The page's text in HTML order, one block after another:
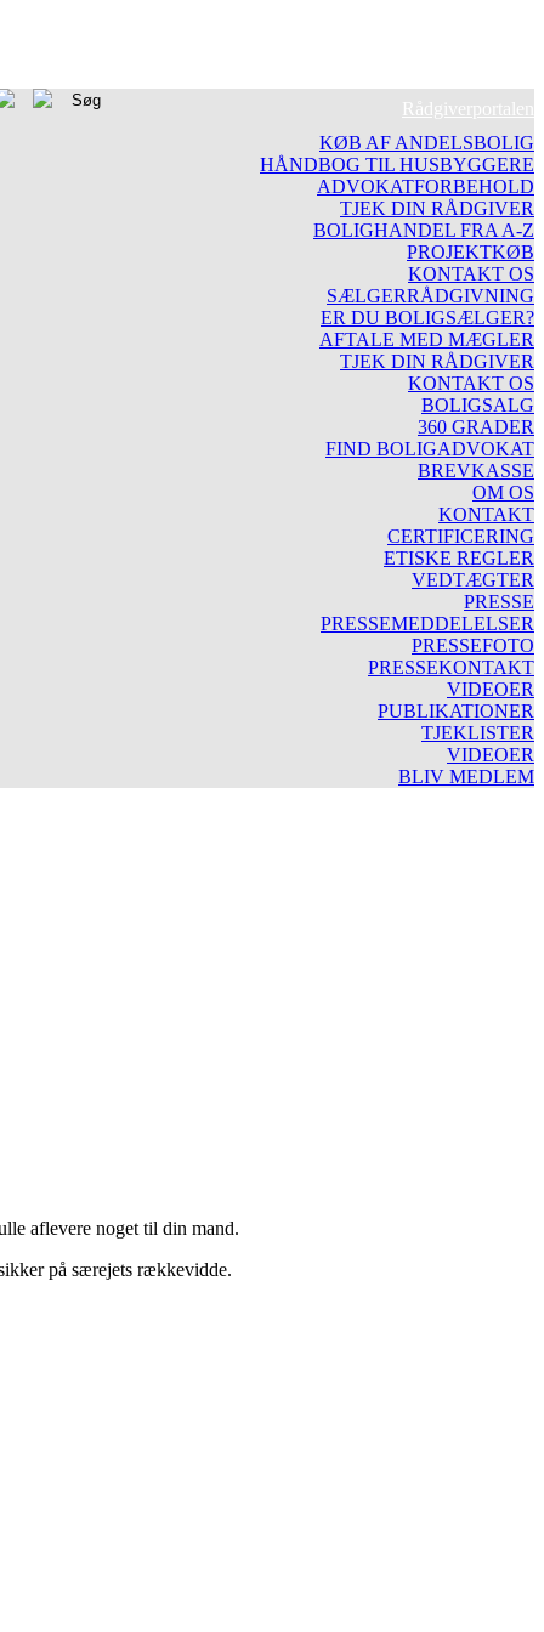
Rådgiverportalen
KØB AF ANDELSBOLIG
HÅNDBOG TIL HUSBYGGERE
ADVOKATFORBEHOLD
TJEK DIN RÅDGIVER
BOLIGHANDEL FRA A-Z
PROJEKTKØB
KONTAKT OS
SÆLGERRÅDGIVNING
ER DU BOLIGSÆLGER?
AFTALE MED MÆGLER
TJEK DIN RÅDGIVER
KONTAKT OS
BOLIGSALG
360 GRADER
FIND BOLIGADVOKAT
BREVKASSE
OM OS
KONTAKT
CERTIFICERING
ETISKE REGLER
VEDTÆGTER
PRESSE
PRESSEMEDDELELSER
PRESSEFOTO
PRESSEKONTAKT
VIDEOER
PUBLIKATIONER
TJEKLISTER
VIDEOER
BLIV MEDLEM
aflevere noget til din mand.
på særejets rækkevidde.